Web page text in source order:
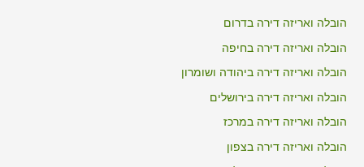
o
r
:
הובלה ואריזה דירה בדרום
הובלה ואריזה דירה בחיפה
הובלה ואריזה דירה ביהודה ושומרון
הובלה ואריזה דירה בירושלים
הובלה ואריזה דירה במרכז
הובלה ואריזה דירה בצפון